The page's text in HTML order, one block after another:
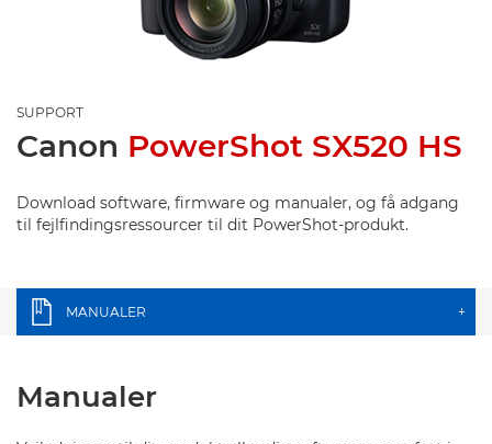
SUPPORT
Canon PowerShot SX520 HS
Download software, firmware og manualer, og få adgang
til fejlfindingsressourcer til dit PowerShot-produkt.
MANUALER +
Manualer